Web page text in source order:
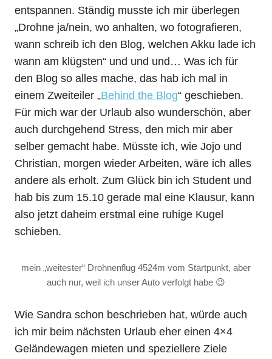
entspannen. Ständig musste ich mir überlegen
„Drohne ja/nein, wo anhalten, wo fotografieren,
wann schreib ich den Blog, welchen Akku lade ich
wann am klügsten“ und und und… Was ich für
den Blog so alles mache, das hab ich mal in
einem Zweiteiler „Behind the Blog“ geschieben.
Für mich war der Urlaub also wunderschön, aber
auch durchgehend Stress, den mich mir aber
selber gemacht habe. Müsste ich, wie Jojo und
Christian, morgen wieder Arbeiten, wäre ich alles
andere als erholt. Zum Glück bin ich Student und
hab bis zum 15.10 gerade mal eine Klausur, kann
also jetzt daheim erstmal eine ruhige Kugel
schieben.
mein „weitester“ Drohnenflug 4524m vom Startpunkt, aber
auch nur, weil ich unser Auto verfolgt habe 😉
Wie Sandra schon beschrieben hat, würde auch
ich mir beim nächsten Urlaub eher einen 4×4
Geländewagen mieten und speziellere Ziele